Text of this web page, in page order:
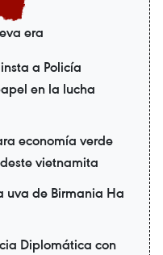
era
a Policía
en la lucha
economía verde
vietnamita
uva de Birmania Ha
Diplomática con